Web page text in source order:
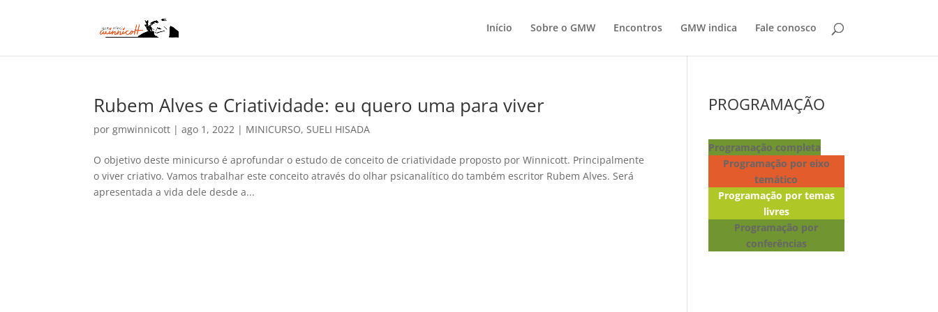
Início Sobre o GMW Encontros GMW indica Fale conosco
Rubem Alves e Criatividade: eu quero uma para viver
porgmwinnicott |ago 1, 2022 | MINICURSO,SUELI HISADA
O objetivo deste minicurso é aprofundar o estudo de conceito de criatividade proposto por Winnicott. Principalmente
o viver criativo. Vamos trabalhar este conceito através do olhar psicanalítico do também escritor Rubem Alves. Será
apresentada a vida dele desde a...
PROGRAMAÇÃO
Programação completa
Programação por eixo
temático
Programação por temas
livres
Programação por
conferências